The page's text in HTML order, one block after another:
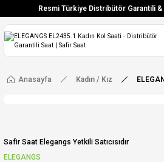
Resmi Türkiye Distribütör Garantili &
Vade Farksız 6
Ücretsiz Kargo
Anasayfa Kadın / Kız
Safir Saat Elegangs Yetkili Satıcısıdır
ELEGANGS